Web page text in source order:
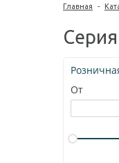
Главная -
От